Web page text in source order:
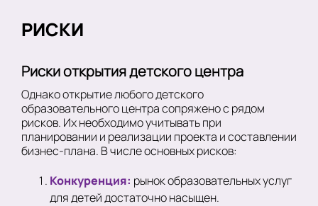
РИСКИ
Риски открытия детского центра
Однако открытие любого детского
образовательного центра сопряжено с рядом
рисков. Их необходимо учитывать при
планировании и реализации проекта и составлении
бизнес-плана. В числе основных рисков:
Конкуренция: рынок образовательных услуг
для детей достаточно насыщен.